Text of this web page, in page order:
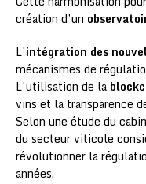
création d’un
L’intégration des
mécanismes de
L’utilisation de la
vins et la transparence
Selon une étude du
du secteur viticole
révolutionner la
années.